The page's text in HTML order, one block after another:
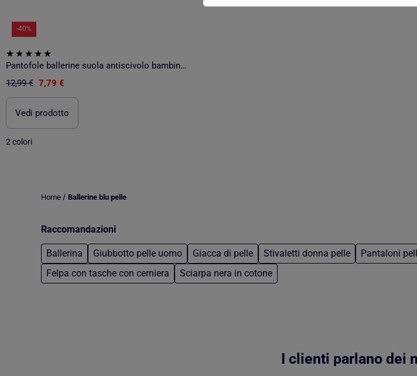
-40%
Pantofole ballerine suola antiscivolo bambina Isotoner
12,99 € 7,79 €
Vedi prodotto
2 colori
Home / Ballerine blu pelle
Raccomandazioni
Ballerina Giubbotto pelle uomo Giacca di pelle Stivaletti donna pelle Pantaloni
Felpa con tasche con cerniera
Sciarpa nera in cotone
I clienti parlano dei